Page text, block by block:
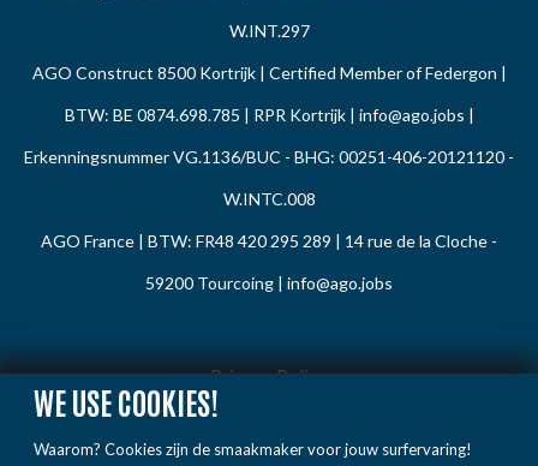
WE USE COOKIES!
Waarom? Cookies zijn de smaakmaker voor jouw surfervaring!
W.INT.297
AGO Construct 8500 Kortrijk | Certified Member of Federgon |
BTW: BE 0874.698.785 | RPR Kortrijk | info@ago.jobs |
Erkenningsnummer VG.1136/BUC - BHG: 00251-406-20121120 -
W.INTC.008
AGO France | BTW: FR48 420 295 289 | 14 rue de la Cloche -
59200 Tourcoing | info@ago.jobs
Privacy Policy
Cookie Policy
Gedragsregels